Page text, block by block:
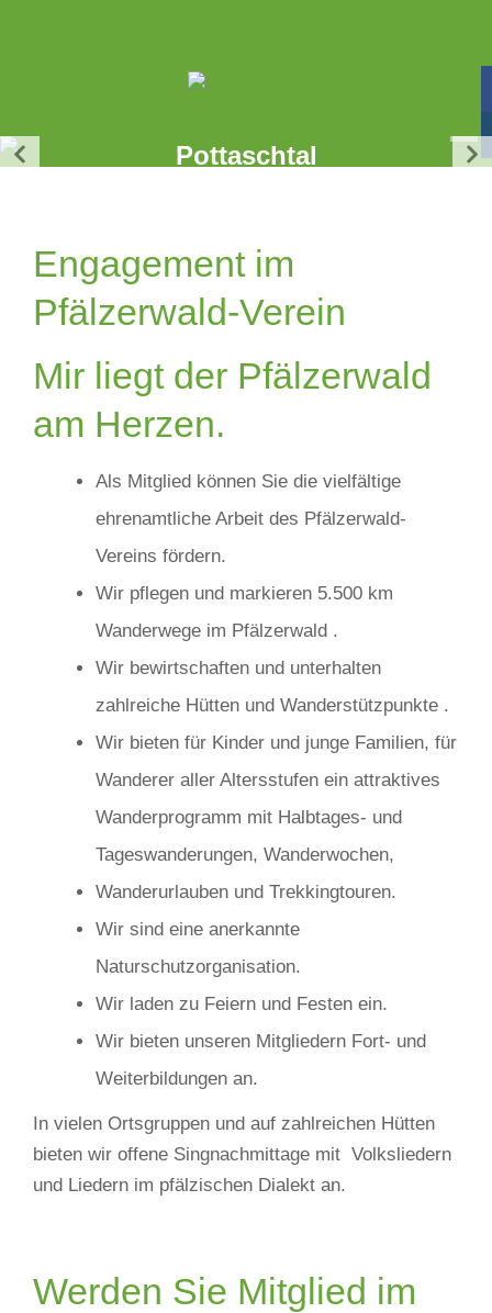
Pottaschtal
Engagement im
Pfälzerwald-Verein
Mir liegt der Pfälzerwald
am Herzen.
Als Mitglied können Sie die vielfältige
ehrenamtliche Arbeit des Pfälzerwald-
Vereins fördern.
Wir pflegen und markieren 5.500 km
Wanderwege im Pfälzerwald .
Wir bewirtschaften und unterhalten
zahlreiche Hütten und Wanderstützpunkte .
Wir bieten für Kinder und junge Familien, für
Wanderer aller Altersstufen ein attraktives
Wanderprogramm mit Halbtages- und
Tageswanderungen, Wanderwochen,
Wanderurlauben und Trekkingtouren.
Wir sind eine anerkannte
Naturschutzorganisation.
Wir laden zu Feiern und Festen ein.
Wir bieten unseren Mitgliedern Fort- und
Weiterbildungen an.
In vielen Ortsgruppen und auf zahlreichen Hütten
bieten wir offene Singnachmittage mit Volksliedern
und Liedern im pfälzischen Dialekt an.
Werden Sie Mitglied im